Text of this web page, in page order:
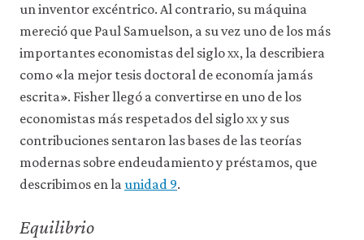
un inventor excéntrico. Al contrario, su máquina
mereció que Paul Samuelson, a su vez uno de los más
importantes economistas del sigloxx, la describiera
como «la mejor tesis doctoral de economía jamás
escrita». Fisher llegó a convertirse en uno de los
economistas más respetados del sigloxxy sus
contribuciones sentaron las bases de las teorías
modernas sobre endeudamiento y préstamos, que
describimos en la unidad 9.
Equilibrio